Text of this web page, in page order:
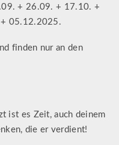
+ 26.09. + 17.10. +
05.12.2025.
finden nur an den
ist es Zeit, auch deinem
die er verdient!